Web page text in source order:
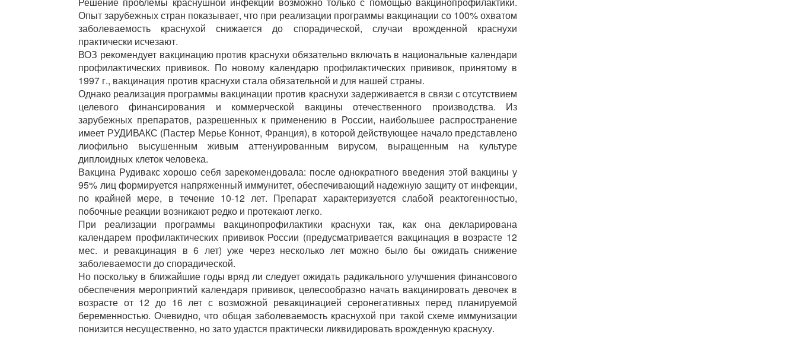
Опыт зарубежных стран показывает, что при реализации программы вакцинации со 100% охватом
заболеваемость краснухой снижается до спорадической, случаи врожденной краснухи
практически исчезают.
ВОЗ рекомендует вакцинацию против краснухи обязательно включать в национальные календари
профилактических прививок. По новому календарю профилактических прививок, принятому в
1997 г., вакцинация против краснухи стала обязательной и для нашей страны.
Однако реализация программы вакцинации против краснухи задерживается в связи с отсутствием
целевого финансирования и коммерческой вакцины отечественного производства. Из
зарубежных препаратов, разрешенных к применению в России, наибольшее распространение
имеет РУДИВАКС (Пастер Мерье Коннот, Франция), в которой действующее начало представлено
лиофильно высушенным живым аттенуированным вирусом, выращенным на культуре
диплоидных клеток человека.
Вакцина Рудивакс хорошо себя зарекомендовала: после однократного введения этой вакцины у
95% лиц формируется напряженный иммунитет, обеспечивающий надежную защиту от инфекции,
по крайней мере, в течение 10-12 лет. Препарат характеризуется слабой реактогенностью,
побочные реакции возникают редко и протекают легко.
При реализации программы вакцинопрофилактики краснухи так, как она декларирована
календарем профилактических прививок России (предусматривается вакцинация в возрасте 12
мес. и ревакцинация в 6 лет) уже через несколько лет можно было бы ожидать снижение
заболеваемости до спорадической.
Но поскольку в ближайшие годы вряд ли следует ожидать радикального улучшения финансового
обеспечения мероприятий календаря прививок, целесообразно начать вакцинировать девочек в
возрасте от 12 до 16 лет с возможной ревакцинацией серонегативных перед планируемой
беременностью. Очевидно, что общая заболеваемость краснухой при такой схеме иммунизации
понизится несущественно, но зато удастся практически ликвидировать врожденную краснуху.